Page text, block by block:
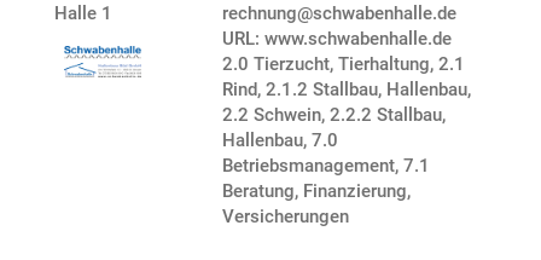
Halle 1
rechnung@schwabenhalle.de
URL: www.schwabenhalle.de
2.0 Tierzucht, Tierhaltung,2.1
Rind,2.1.2 Stallbau, Hallenbau,
2.2 Schwein,2.2.2 Stallbau,
Hallenbau,7.0
Betriebsmanagement,7.1
Beratung, Finanzierung,
Versicherungen